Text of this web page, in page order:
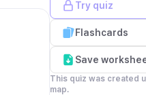
Try quiz
Flashcards
Save
This quiz was created
map.